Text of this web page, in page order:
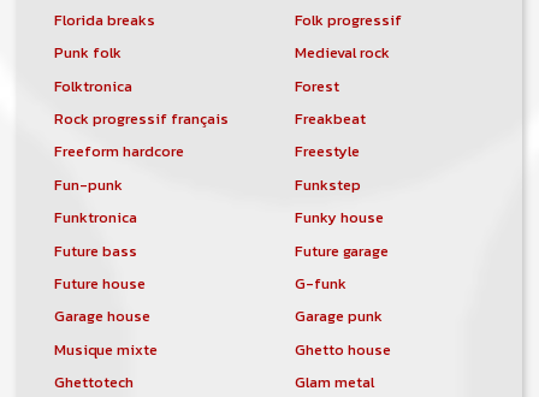
Florida breaks
Folk progressif
Punk folk
Medieval rock
Folktronica
Forest
Rock progressif français
Freakbeat
Freeform hardcore
Freestyle
Fun-punk
Funkstep
Funktronica
Funky house
Future bass
Future garage
Future house
G-funk
Garage house
Garage punk
Musique mixte
Ghetto house
Ghettotech
Glam metal